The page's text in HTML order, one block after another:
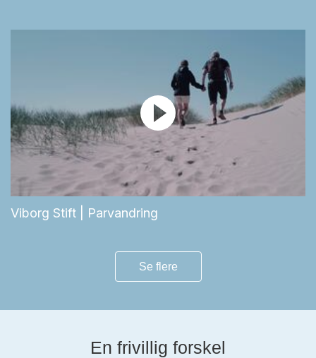
Viborg Stift | Parvandring
Se flere
En frivillig forskel